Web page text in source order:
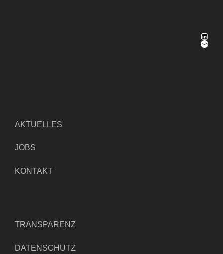
LinkedIn
E-Mail
AKTUELLES
JOBS
KONTAKT
TRANSPARENZ
DATENSCHUTZ